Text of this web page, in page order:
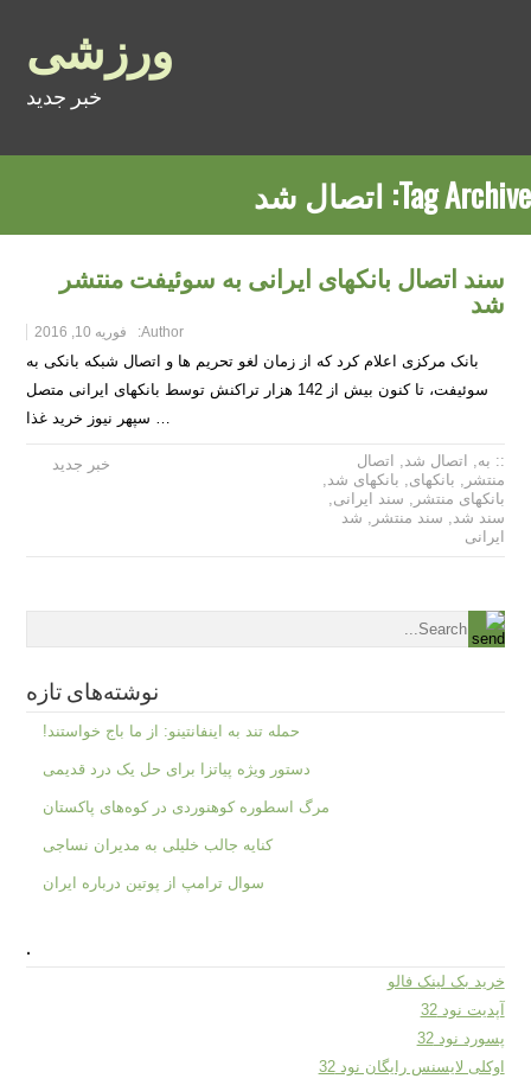
ورزشی
خبر جدید
Tag Archive: اتصال شد
سند اتصال بانکهای ایرانی به سوئیفت منتشر
شد
Author: فوریه 10, 2016
بانک مرکزی اعلام کرد که از زمان لغو تحریم ها و اتصال شبکه بانکی به
سوئیفت، تا کنون بیش از 142 هزار تراکنش توسط بانکهای ایرانی متصل
… سپهر نیوز خرید غذا
خبر جدید :: به, اتصال شد,
اتصال
منتشر , بانکهای, بانکهای شد,
بانکهای منتشر , سند ایرانی,
سند شد, سند منتشر , شد
ایرانی
نوشته‌های تازه
حمله تند به اینفانتینو: از ما باج خواستند!
دستور ویژه پیاتزا برای حل یک درد قدیمی
مرگ اسطوره کوهنوردی در کوه‌های پاکستان
کنایه جالب خلیلی به مدیران نساجی
سوال ترامپ از پوتین درباره ایران
.
خرید بک لینک فالو
آپدیت نود 32
پسورد نود 32
اوکلی لایسنس رایگان نود 32